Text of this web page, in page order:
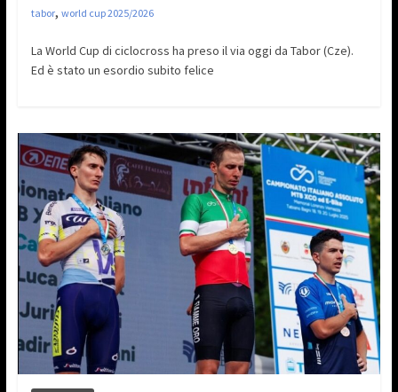
tabor, world cup 2025/2026
La World Cup di ciclocross ha preso il via oggi da Tabor (Cze).
Ed è stato un esordio subito felice